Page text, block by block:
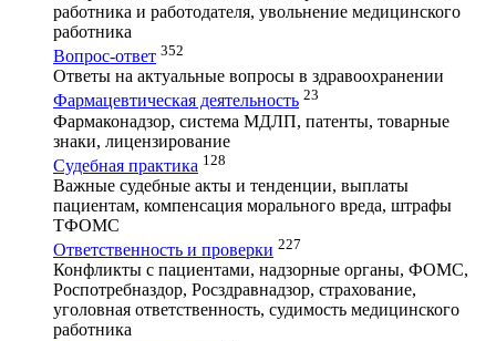
работника и работодателя, увольнение медицинского
работника
Вопрос-ответ 352
Ответы на актуальные вопросы в здравоохранении
Фармацевтическая деятельность 23
Фармаконадзор, система МДЛП, патенты, товарные
знаки, лицензирование
Судебная практика 128
Важные судебные акты и тенденции, выплаты
пациентам, компенсация морального вреда, штрафы
ТФОМС
Ответственность и проверки 227
Конфликты с пациентами, надзорные органы, ФОМС,
Роспотребназдор, Росздравнадзор, страхование,
уголовная ответственность, судимость медицинского
работника